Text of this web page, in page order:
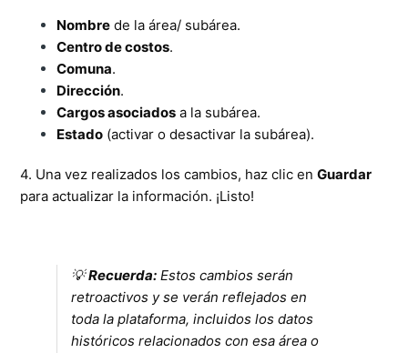
Nombre de la área/ subárea.
Centro de costos.
Comuna.
Dirección.
Cargos asociados a la subárea.
Estado (activar o desactivar la subárea).
4. Una vez realizados los cambios, haz clic enGuardar
para actualizar la información. ¡Listo!
💡Recuerda: Estos cambios serán
retroactivos y se verán reflejados en
toda la plataforma, incluidos los datos
históricos relacionados con esa área o